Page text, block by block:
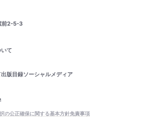
前2-5-3
て
出版目録ソーシャルメディア
の公正確保に関する基本方針免責事項